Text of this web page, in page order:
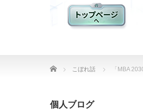
Home こぼれ話 「MBA
個人ブログ